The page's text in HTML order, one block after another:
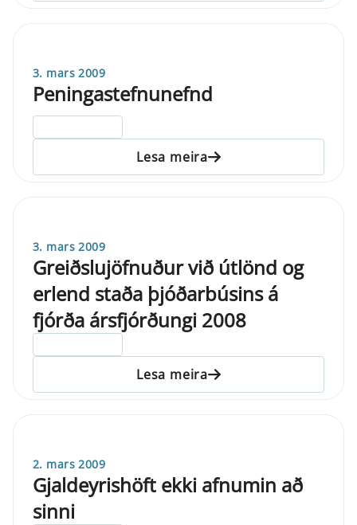
3. mars 2009
Peningastefnunefnd
Lesa meira
3. mars 2009
Greiðslujöfnuður við útlönd og
erlend staða þjóðarbúsins á
fjórða ársfjórðungi 2008
Lesa meira
2. mars 2009
Gjaldeyrishöft ekki afnumin að
sinni